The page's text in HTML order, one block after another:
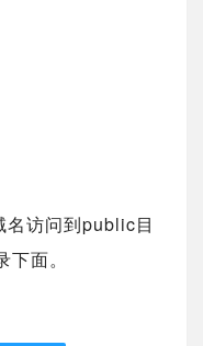
名访问到public目
面。